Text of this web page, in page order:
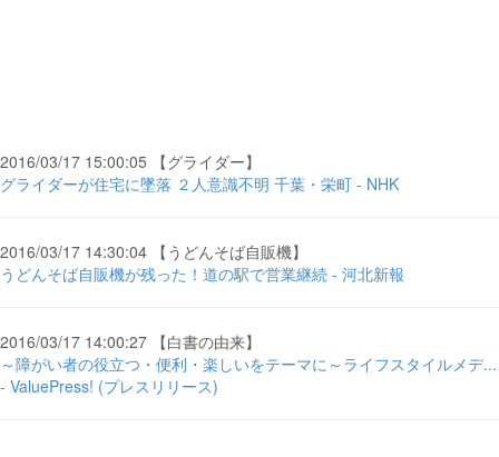
2016/03/17 15:00:05 【グライダー】
グライダーが住宅に墜落 ２人意識不明 千葉・栄町 - NHK
2016/03/17 14:30:04 【うどんそば自販機】
うどんそば自販機が残った！道の駅で営業継続 - 河北新報
2016/03/17 14:00:27 【白書の由来】
～障がい者の役立つ・便利・楽しいをテーマに～ライフスタイルメデ...
- ValuePress! (プレスリリース)